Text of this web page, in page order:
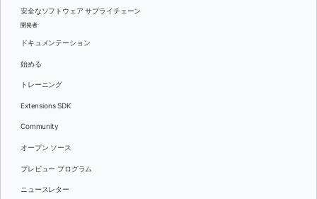
安全なソフトウェア サプライチェーン
開発者
ドキュメンテーション
始める
トレーニング
Extensions SDK
Community
オープン ソース
プレビュー プログラム
ニュースレター